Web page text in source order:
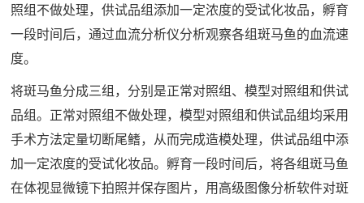
照组不做处理，供试品组添加一定浓度的受试化妆品，孵育
一段时间后，通过血流分析仪分析观察各组斑马鱼的血流速
度。
将斑马鱼分成三组，分别是正常对照组、模型对照组和供试
品组。正常对照组不做处理，模型对照组和供试品组均采用
手术方法定量切断尾鳍，从而完成造模处理，供试品组中添
加一定浓度的受试化妆品。孵育一段时间后，将各组斑马鱼
在体视显微镜下拍照并保存图片，用高级图像分析软件对斑